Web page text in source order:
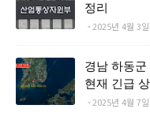
정리
2025년 4월 3일
경남 하동
현재 긴급
2025년 4월 7일